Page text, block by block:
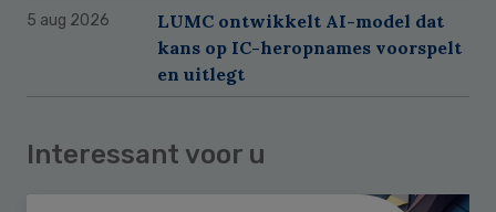
5 aug 2026
LUMC ontwikkelt AI-model dat
kans op IC-heropnames voorspelt
en uitlegt
Interessant voor u